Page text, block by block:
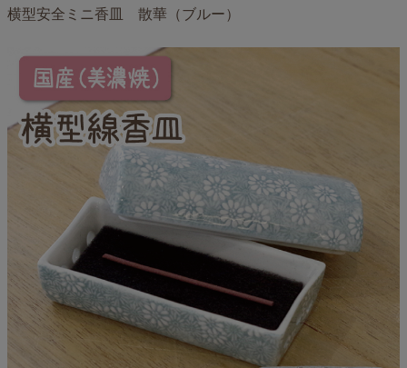
横型安全ミニ香皿 散華（ブルー）